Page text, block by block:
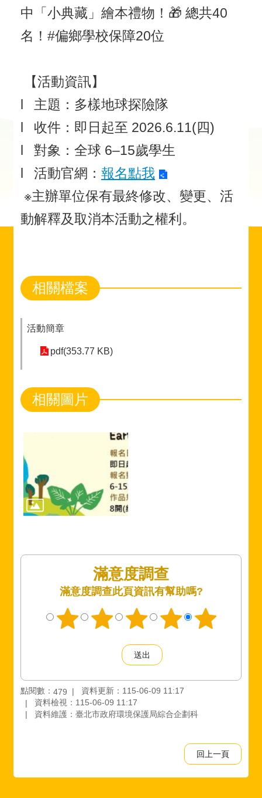
中「小典藏」繪本禮物！🎁 總共40
名！#偏鄉學校保障20位
【活動資訊】
l 主題：多樣地球探險隊
l 收件：即日起至 2026.6.11(四)
l 對象：全球 6–15歲學生
l 活動官網： 報名點我
※主辦單位保有最終修改、變更、活
動解釋及取消本活動之權利。
相關檔案
活動簡章
pdf(353.77 KB)
相關圖片
滿意度調查此頁資訊有幫助嗎?
點閱數： 479
資料更新：115-06-09 11:17
資料檢視：115-06-09 11:17
資料維護：臺北市政府環境保護局綜合企劃科
回上一頁